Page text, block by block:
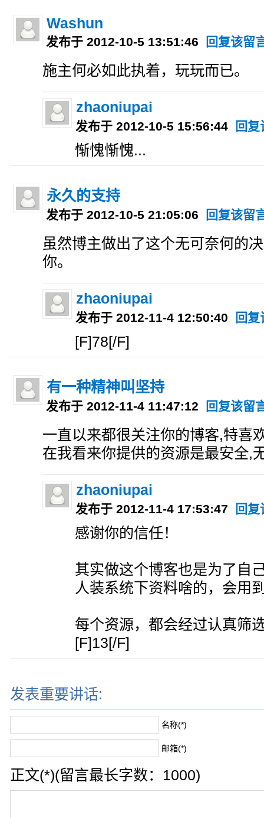
Washun
发布于 2012-10-5 13:51:46 回复该留
施主何必如此执着，玩玩而已。
zhaoniupai
发布于 2012-10-5 15:56:44 回
惭愧惭愧...
永久的支持
发布于 2012-10-5 21:05:06 回复该留
虽然博主做出了这个无可奈何的
你。
zhaoniupai
发布于 2012-11-4 12:50:40 回
[F]78[/F]
有一种精神叫坚持
发布于 2012-11-4 11:47:12 回复该留
一直以来都很关注你的博客,特喜
在我看来你提供的资源是最安全,
zhaoniupai
发布于 2012-11-4 17:53:47 回
感谢你的信任！
其实做这个博客也是为了自
人装系统下资料啥的，会用
每个资源，都会经过认真筛
[F]13[/F]
发表重要讲话:
名称(*)
邮箱(*)
正文(*)(留言最长字数：1000)